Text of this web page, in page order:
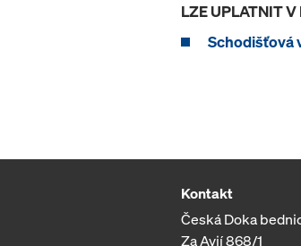
LZE UPLATNIT V
Schodišťová
Kontakt
Česká Doka
Za Avií 868/1